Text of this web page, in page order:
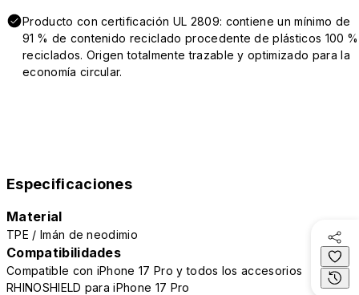
Producto con certificación UL 2809: contiene un mínimo de
91 % de contenido reciclado procedente de plásticos 100 %
reciclados. Origen totalmente trazable y optimizado para la
economía circular.
Especificaciones
Material
TPE / Imán de neodimio
Compatibilidades
Compatible con iPhone 17 Pro y todos los accesorios
RHINOSHIELD para iPhone 17 Pro